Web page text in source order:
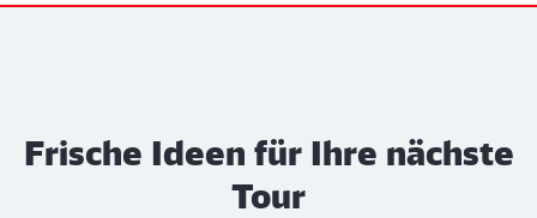
Frische Ideen für Ihre nächste
Tour